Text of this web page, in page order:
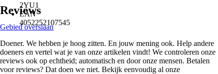
2YU1
EAN
4052252107545
Reviews
Gebied overslaan
Doener. We hebben je hoog zitten. En jouw mening ook. Help andere
doeners en vertel wat je van onze artikelen vindt! We controleren onze
reviews ook op echtheid; automatisch en door onze mensen. Betalen
voor reviews? Dat doen we niet. Bekijk eenvoudig al onze